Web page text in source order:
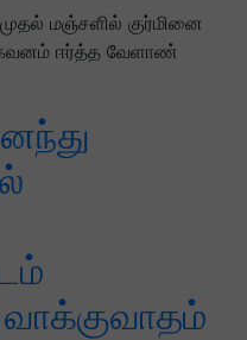
மஞ்சளில் குர்மினை
கவனம் ஈர்த்த வேளாண்